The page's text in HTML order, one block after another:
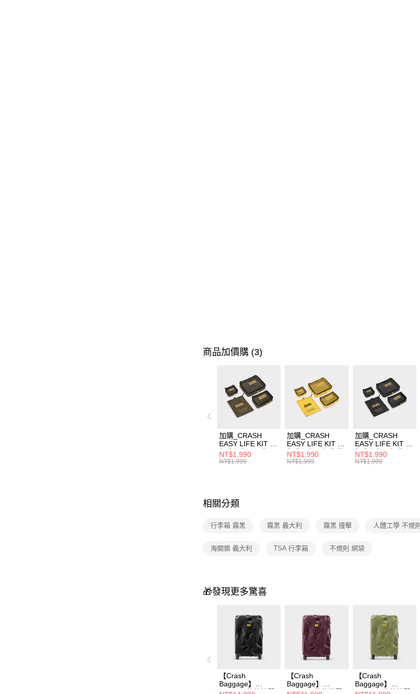
商品加價購 (3)
加購_CRASH
EASY LIFE KIT 旅
行收納組 - 軍綠
NT$1,990
NT$1,999
加購_CRASH
EASY LIFE KIT 旅
行收納組 - 經典黃
NT$1,990
NT$1,999
加購_CRASH
EASY LIFE KIT 旅
行收納組 - 經典黑
NT$1,990
NT$1,999
相關分類
行李箱 霧黑 霧黑 義大利 霧黑 撞擊 人體工學 不規則
海關鎖 義大利 TSA 行李箱 不規則 網袋
🎁發現更多驚喜
【Crash
Baggage】
STRIPE 條紋撞擊
【Crash
Baggage】
STRIPE 條紋撞擊
【Crash
Baggage】
STRIPE 條紋撞擊